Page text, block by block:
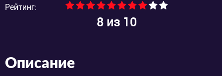
Рейтинг:
8из 10
Описание